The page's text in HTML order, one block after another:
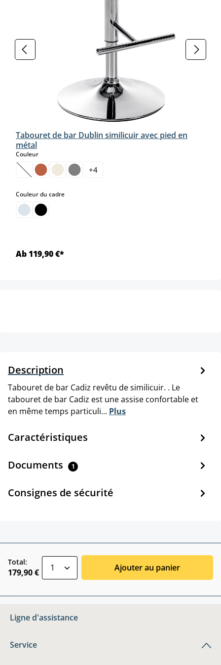
Tabouret de bar Dublin similicuir avec pied en
métal
Couleurselect
(Cette option n'est pas disponible pour le moment.)
+4
Couleur du cadreselect
Ab 119,90 €*
Description
Tabouret de bar Cadiz revêtu de similicuir. . Le
tabouret de bar Cadiz est une assise confortable et
en même temps particuli… Plus
Caractéristiques
Documents 1
Consignes de sécurité
Total:
179,90 € Ajouter au panier
Ligne d'assistance
Service